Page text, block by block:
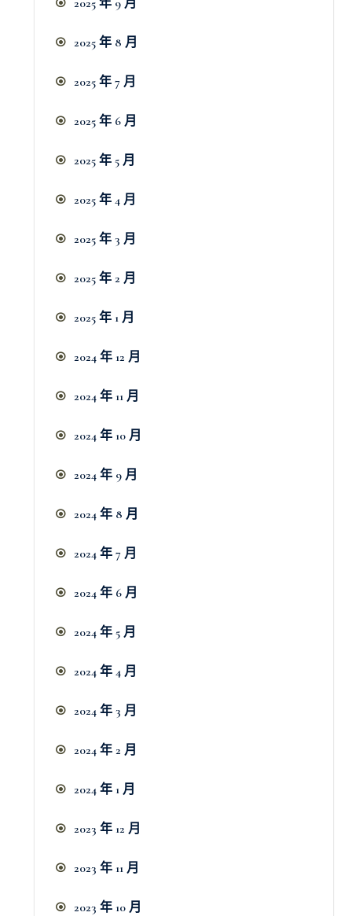
2025 年 8 月
2025 年 7 月
2025 年 6 月
2025 年 5 月
2025 年 4 月
2025 年 3 月
2025 年 2 月
2025 年 1 月
2024 年 12 月
2024 年 11 月
2024 年 10 月
2024 年 9 月
2024 年 8 月
2024 年 7 月
2024 年 6 月
2024 年 5 月
2024 年 4 月
2024 年 3 月
2024 年 2 月
2024 年 1 月
2023 年 12 月
2023 年 11 月
2023 年 10 月